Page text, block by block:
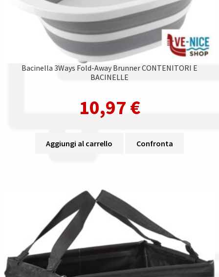
Bacinella 3Ways Fold-Away Brunner CONTENITORI E
BACINELLE
10,97 €
Aggiungi al carrello Confronta